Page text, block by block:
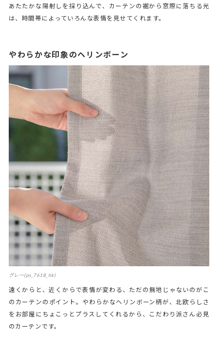
あたたかな陽射しを採り込んで、カーテンの裾から窓際に落ちる光
は、時間帯によっていろんな表情を見せてくれます。
やわらかな印象のヘリンボーン
グレー(ps_7618_hk)
遠くからと、近くからで表情が変わる、ただの無地じゃないのがこ
のカーテンのポイント。やわらかなヘリンボーン柄が、北欧らしさ
をお部屋にちょこっとプラスしてくれるから、こだわり派さん必見
のカーテンです。